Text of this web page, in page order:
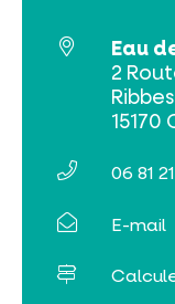
Eau
2
Ribbes
15170
06 81
E-mail